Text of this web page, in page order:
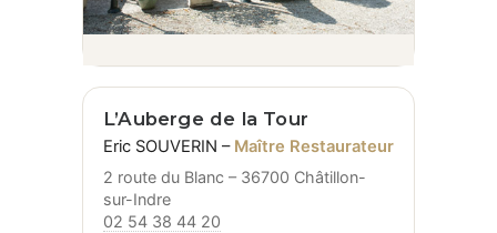
L’Auberge de la Tour
Eric SOUVERIN – Maître Restaurateur
2 route du Blanc – 36700 Châtillon-
sur-Indre
02 54 38 44 20